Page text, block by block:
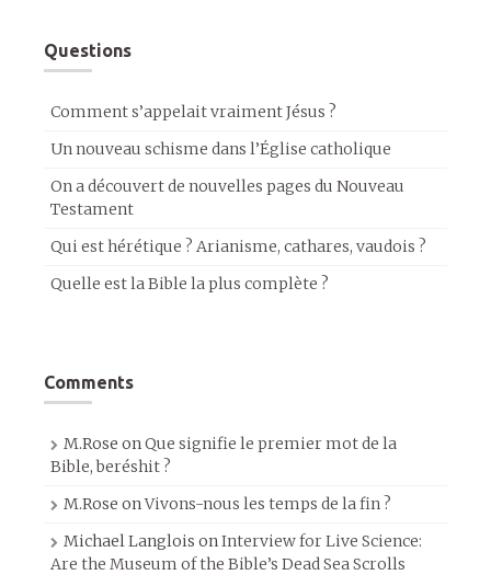
Questions
Comment s’appelait vraiment Jésus ?
Un nouveau schisme dans l’Église catholique
On a découvert de nouvelles pages du Nouveau
Testament
Qui est hérétique ? Arianisme, cathares, vaudois ?
Quelle est la Bible la plus complète ?
Comments
M.Rose onQue signifie le premier mot de la
Bible, beréshit ?
M.Rose onVivons-nous les temps de la fin ?
Michael Langlois onInterview for Live Science:
Are the Museum of the Bible’s Dead Sea Scrolls